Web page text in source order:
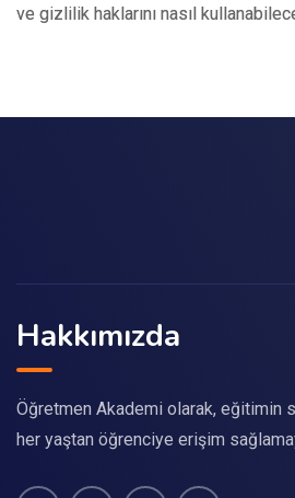
ve gizlilik haklarını nasıl
Hakkımızda
Öğretmen Akademi olarak, eğitimin
her yaştan öğrenciye erişim